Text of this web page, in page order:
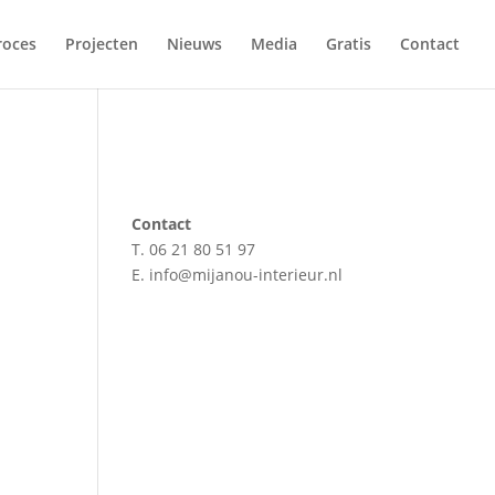
Projecten Nieuws Media Gratis Contact
Contact
T. 06 21 80 51 97
E. info@mijanou-interieur.nl